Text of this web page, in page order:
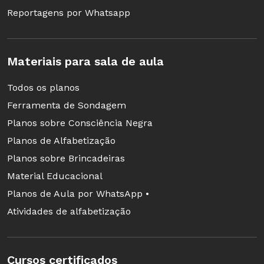
Reportagens por Whatsapp
Materiais para sala de aula
Todos os planos
Ferramenta de Sondagem
Planos sobre Consciência Negra
Planos de Alfabetização
Planos sobre Brincadeiras
Material Educacional
Planos de Aula por WhatsApp •
Atividades de alfabetização
Cursos certificados